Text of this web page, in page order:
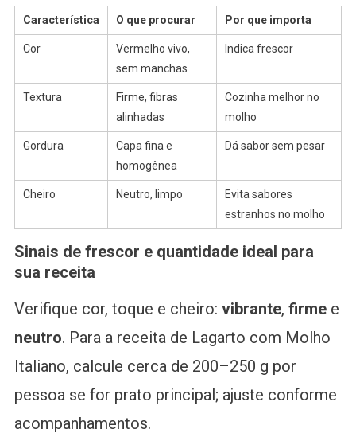
Característica O que procurar Por que importa
Cor
Vermelho vivo,
sem manchas
Indica frescor
Textura
Firme, fibras
alinhadas
Cozinha melhor no
molho
Gordura
Capa fina e
homogênea
Dá sabor sem pesar
Cheiro Neutro, limpo
Evita sabores
estranhos no molho
Sinais de frescor e quantidade ideal para
sua receita
Verifique cor, toque e cheiro: vibrante, firmee
neutro. Para a receita de Lagarto com Molho
Italiano, calcule cerca de 200–250 g por
pessoa se for prato principal; ajuste conforme
acompanhamentos.